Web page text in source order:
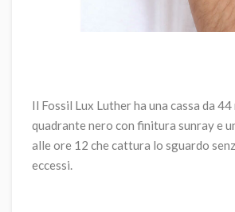
Il Fossil Lux Luther ha una cassa da 44
quadrante nero con finitura sunray e
alle ore 12 che cattura lo sguardo
eccessi.